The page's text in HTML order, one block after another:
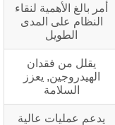
أمر بالغ الأهمية لنقاء
النظام على المدى
الطويل
يقلل من فقدان
الهيدروجين, يعزز
السلامة
يدعم عمليات عالية